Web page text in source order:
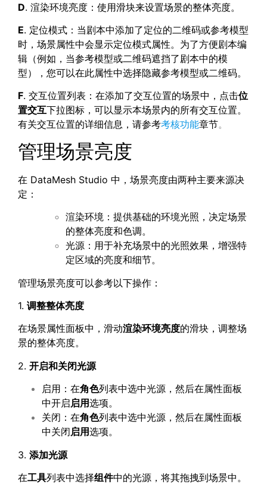
D. 渲染环境亮度：使用滑块来设置场景的整体亮度。
E. 定位模式：当剧本中添加了定位的二维码或参考模型
时，场景属性中会显示定位模式属性。为了方便剧本编
辑（例如，当参考模型或二维码遮挡了剧本中的模
型），您可以在此属性中选择隐藏参考模型或二维码。
F. 交互位置列表：在添加了交互位置的场景中，点击位
置交互下拉图标，可以显示本场景内的所有交互位置。
有关交互位置的详细信息，请参考考核功能章节。
管理场景亮度
在 DataMesh Studio 中，场景亮度由两种主要来源决
定：
渲染环境：提供基础的环境光照，决定场景
的整体亮度和色调。
光源：用于补充场景中的光照效果，增强特
定区域的亮度和细节。
管理场景亮度可以参考以下操作：
1. 调整整体亮度
在场景属性面板中，滑动渲染环境亮度的滑块，调整场
景的整体亮度。
2. 开启和关闭光源
启用：在角色列表中选中光源，然后在属性面板
中开启启用选项。
关闭：在角色列表中选中光源，然后在属性面板
中关闭启用选项。
3. 添加光源
在工具列表中选择组件中的光源，将其拖拽到场景中。